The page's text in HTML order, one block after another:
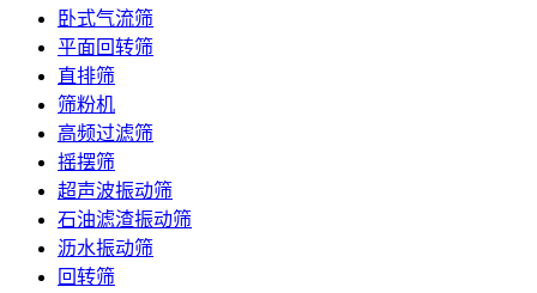
卧式气流筛
平面回转筛
直排筛
筛粉机
高频过滤筛
摇摆筛
超声波振动筛
石油滤渣振动筛
沥水振动筛
回转筛